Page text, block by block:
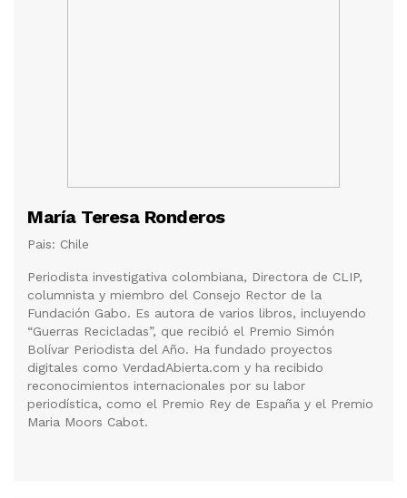
María Teresa Ronderos
Pais: Chile
Periodista investigativa colombiana, Directora de CLIP,
columnista y miembro del Consejo Rector de la
Fundación Gabo. Es autora de varios libros, incluyendo
“Guerras Recicladas”, que recibió el Premio Simón
Bolívar Periodista del Año. Ha fundado proyectos
digitales como VerdadAbierta.com y ha recibido
reconocimientos internacionales por su labor
periodística, como el Premio Rey de España y el Premio
Maria Moors Cabot.